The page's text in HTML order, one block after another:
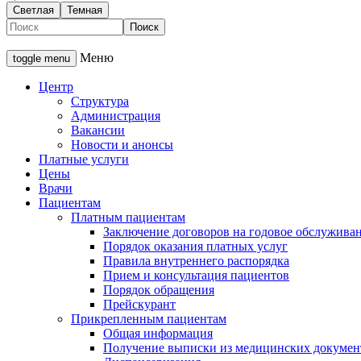
Светлая Темная
toggle menu Меню
Центр
Структура
Администрация
Вакансии
Новости и анонсы
Платные услуги
Цены
Врачи
Пациентам
Платным пациентам
Заключение договоров на годовое
Порядок оказания платных услуг
Правила внутреннего распорядка
Прием и консультация пациентов
Порядок обращения
Прейскурант
Прикрепленным пациентам
Общая информация
Получение выписки из медицинских